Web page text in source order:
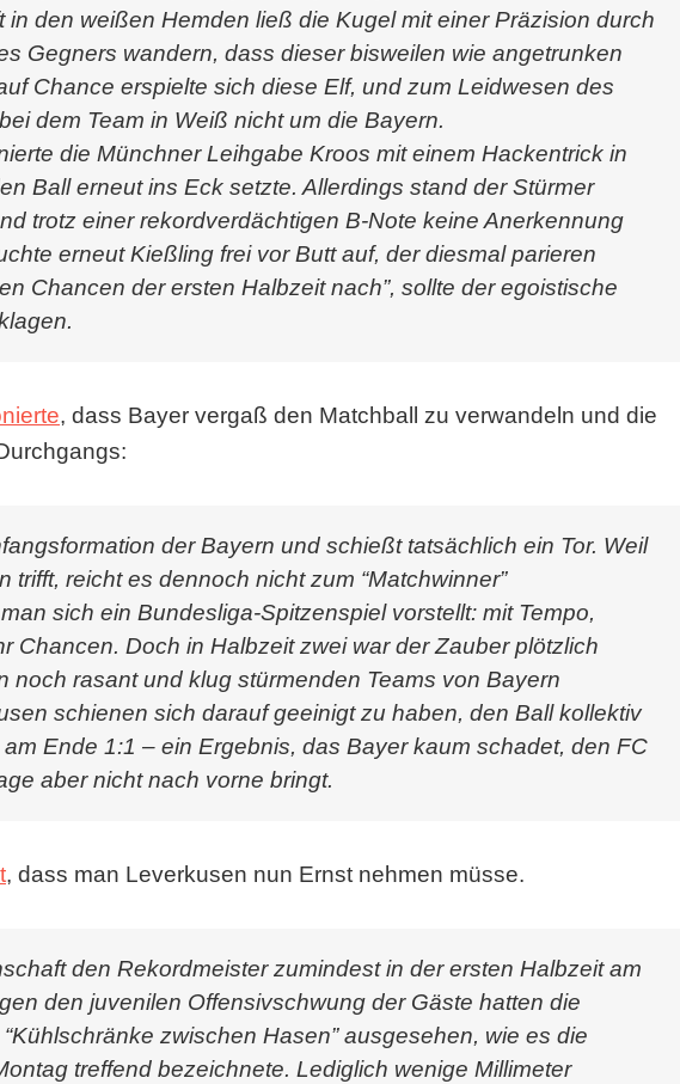
den weißen Hemden ließ die Kugel mit einer Präzision durch
Gegners wandern, dass dieser bisweilen wie angetrunken
Chance erspielte sich diese Elf, und zum Leidwesen des
dem Team in Weiß nicht um die Bayern.
die Münchner Leihgabe Kroos mit einem Hackentrick in
Ball erneut ins Eck setzte. Allerdings stand der Stürmer
trotz einer rekordverdächtigen B-Note keine Anerkennung
erneut Kießling frei vor Butt auf, der diesmal parieren
Chancen der ersten Halbzeit nach”, sollte der egoistische
, dass Bayer vergaß den Matchball zu verwandeln und die
der Bayern und schießt tatsächlich ein Tor. Weil
reicht es dennoch nicht zum “Matchwinner”
sich ein Bundesliga-Spitzenspiel vorstellt: mit Tempo,
Chancen. Doch in Halbzeit zwei war der Zauber plötzlich
noch rasant und klug stürmenden Teams von Bayern
schienen sich darauf geeinigt zu haben, den Ball kollektiv
Ende 1:1 – ein Ergebnis, das Bayer kaum schadet, den FC
aber nicht nach vorne bringt.
, dass man Leverkusen nun Ernst nehmen müsse.
den Rekordmeister zumindest in der ersten Halbzeit am
den juvenilen Offensivschwung der Gäste hatten die
zwischen Hasen” ausgesehen, wie es die
treffend bezeichnete. Lediglich wenige Millimeter